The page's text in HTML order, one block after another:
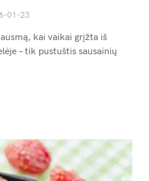
01-23
kai vaikai grįžta iš
– tik pustuštis sausainių